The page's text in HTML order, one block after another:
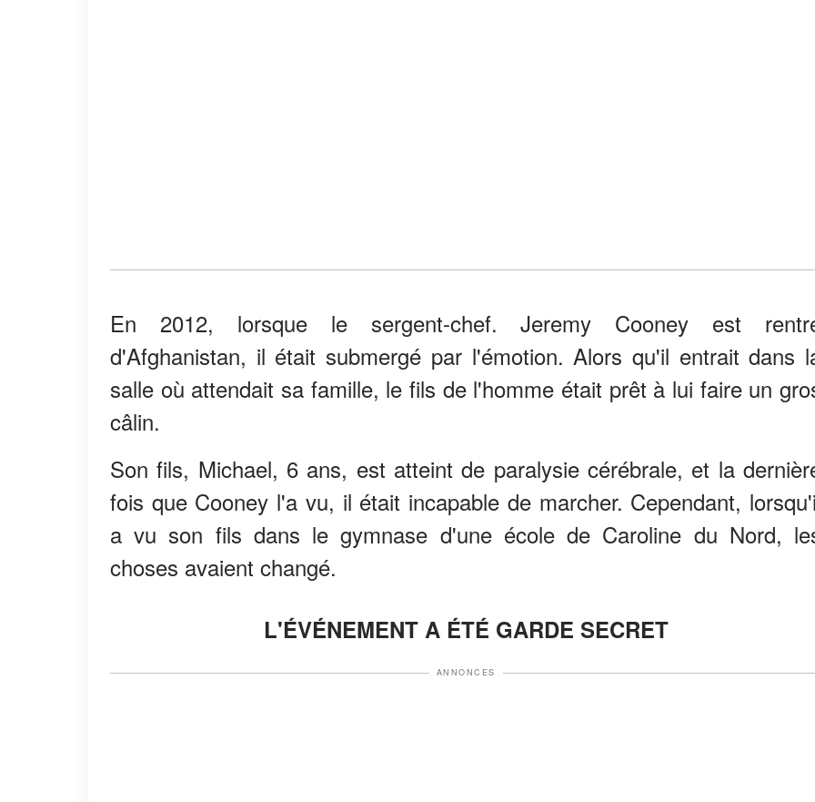
En 2012, lorsque le sergent-chef. Jeremy Cooney est
d'Afghanistan, il était submergé par l'émotion. Alors qu'il entrait dans
salle où attendait sa famille, le fils de l'homme était prêt à lui faire un
câlin.
Son fils, Michael, 6 ans, est atteint de paralysie cérébrale, et la
fois que Cooney l'a vu, il était incapable de marcher. Cependant,
a vu son fils dans le gymnase d'une école de Caroline du Nord,
choses avaient changé.
L'ÉVÉNEMENT A ÉTÉ GARDE SECRET
ANNONCES